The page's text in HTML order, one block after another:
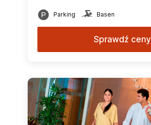
Parking Basen
Sprawdź ceny